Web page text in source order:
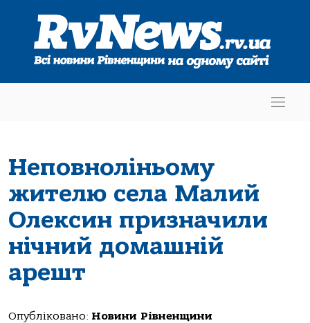
Неповноліньому
жителю села Малий
Олексин призначили
нічний домашній
арешт
Опубліковано: Новини Рівненщини